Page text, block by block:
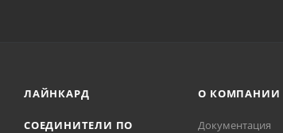
ЛАЙНКАРД
СОЕДИНИТЕЛИ ПО
О КОМПАНИИ
Документация